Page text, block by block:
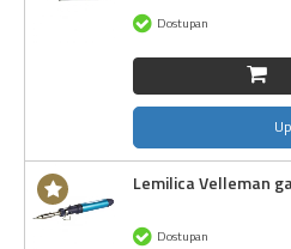
Dostupan
Lemilica Velleman
Dostupan